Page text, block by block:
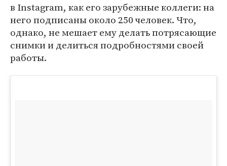
в Instagram, как его зарубежные коллеги: на
него подписаны около 250 человек. Что,
однако, не мешает ему делать потрясающие
снимки и делиться подробностями своей
работы.